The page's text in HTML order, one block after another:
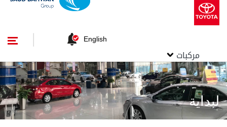
مركبات
English
لبداية